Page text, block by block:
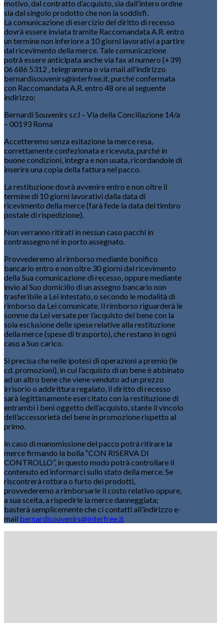
motivo, dal contratto d’acquisto, sia dall’intero ordine
sia dal singolo prodotto che non la soddisfi.
La comunicazione di esercizio del diritto di recesso
dovrà essere inviata tramite Raccomandata A.R. entro
un termine non inferiore a 10 giorni lavorativi a partire
dal ricevimento della merce. Tale comunicazione
potrà essere anticipata anche via fax al numero (+39)
06 686 5312 , telegramma o via mail all’indirizzo
bernardisouvenirs@interfree.it, purché confermata
con Raccomandata A.R. entro 48 ore al seguente
indirizzo:
Bernardi Souvenirs s.r.l – Via della Conciliazione 14/a
– 00193 Roma
Accetteremo senza esitazione la merce resa,
correttamente confezionata e ricevuta, purché in
buone condizioni, integra e non usata, ricordandole di
inserire una copia della fattura nel pacco.
La restituzione dovrà avvenire entro e non oltre il
termine di 10 giorni lavorativi dalla data di
ricevimento della merce (farà fede la data del timbro
postale di rispedizione).
Non verranno ritirati in nessun caso pacchi in
contrassegno né in porto assegnato.
Provvederemo al rimborso mediante bonifico
bancario entro e non oltre 30 giorni dal ricevimento
della Sua comunicazione di recesso, oppure mediante
invio al Suo domicilio di un assegno bancario non
trasferibile a Lei intestato, o secondo le modalità di
rimborso da Lei comunicate. Il rimborso riguarderà le
somme da Lei versate per l’acquisto del bene con la
sola esclusione delle spese relative alla restituzione
della merce (spese di trasporto), che restano in ogni
caso a Suo carico.
Si precisa che nelle ipotesi di operazioni a premio (le
cd. promozioni), in cui l’acquisto di un bene è abbinato
ad un altro bene che viene venduto ad un prezzo
irrisorio o addirittura regalato, il diritto di recesso
sarà legittimamente esercitato con la restituzione di
entrambi i beni oggetto dell’acquisto, stante il vincolo
dell’accessorietà del bene in promozione rispetto al
primo.
In caso di manomissione del pacco potrà ritirare la
merce firmando la bolla “CON RISERVA DI
CONTROLLO”, in questo modo potrà controllare il
contenuto ed informarci sullo stato della merce. Se
riscontrerà rottura o furto dei prodotti,
provvederemo a rimborsarle il costo relativo oppure,
a sua scelta, a rispedirle la merce danneggiata;
basterà semplicemente che ci contatti all’indirizzo e-
mail bernardisouvenirs@interfree.it